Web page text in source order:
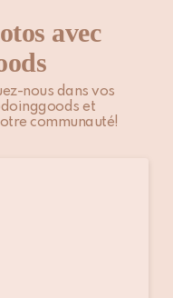
avec
nous dans vos
et
communauté!